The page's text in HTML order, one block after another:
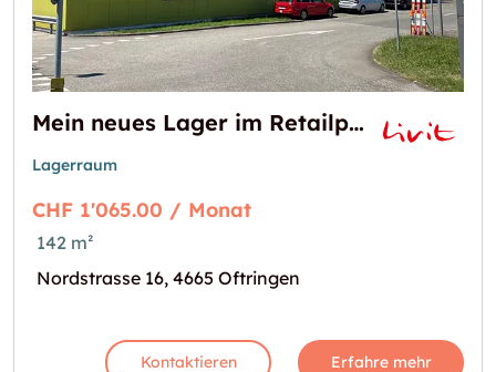
Mein neues Lager im Retailpark Oftringen
Lagerraum
CHF 1'065.00 / Monat
142 m²
Nordstrasse 16, 4665 Oftringen
Kontaktieren Erfahre mehr